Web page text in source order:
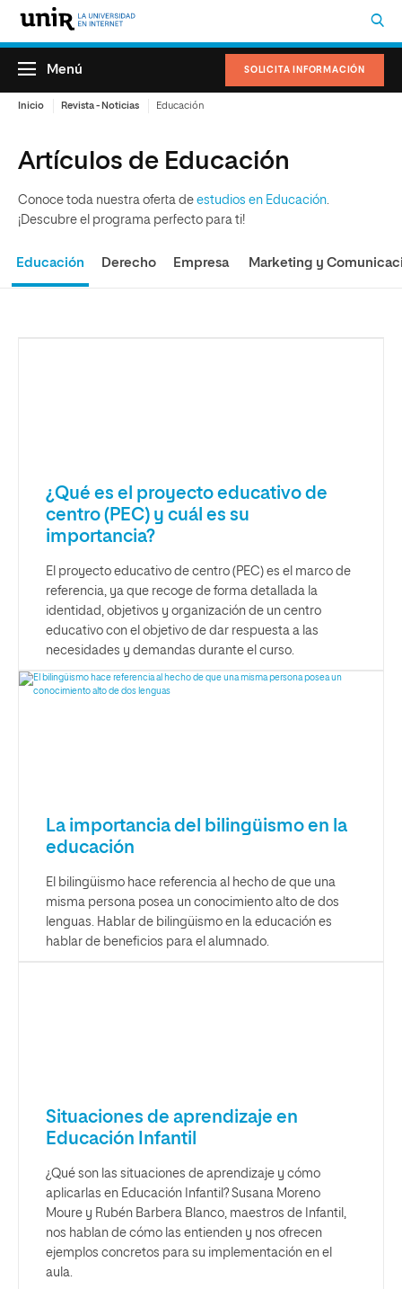
SOLICITA INFORMACIÓN
Menú
Inicio Revista - Noticias Educación
Artículos de Educación
Conoce toda nuestra oferta de estudios en Educación.
¡Descubre el programa perfecto para ti!
Educación Derecho Empresa Marketing y
¿Qué es el proyecto educativo de
centro (PEC) y cuál es su
importancia?
El proyecto educativo de centro (PEC) es el marco de
referencia, ya que recoge de forma detallada la
identidad, objetivos y organización de un centro
educativo con el objetivo de dar respuesta a las
necesidades y demandas durante el curso.
La importancia del bilingüismo en la
educación
El bilingüismo hace referencia al hecho de que una
misma persona posea un conocimiento alto de dos
lenguas. Hablar de bilingüismo en la educación es
hablar de beneficios para el alumnado.
Situaciones de aprendizaje en
Educación Infantil
¿Qué son las situaciones de aprendizaje y cómo
aplicarlas en Educación Infantil? Susana Moreno
Moure y Rubén Barbera Blanco, maestros de Infantil,
nos hablan de cómo las entienden y nos ofrecen
ejemplos concretos para su implementación en el
aula.